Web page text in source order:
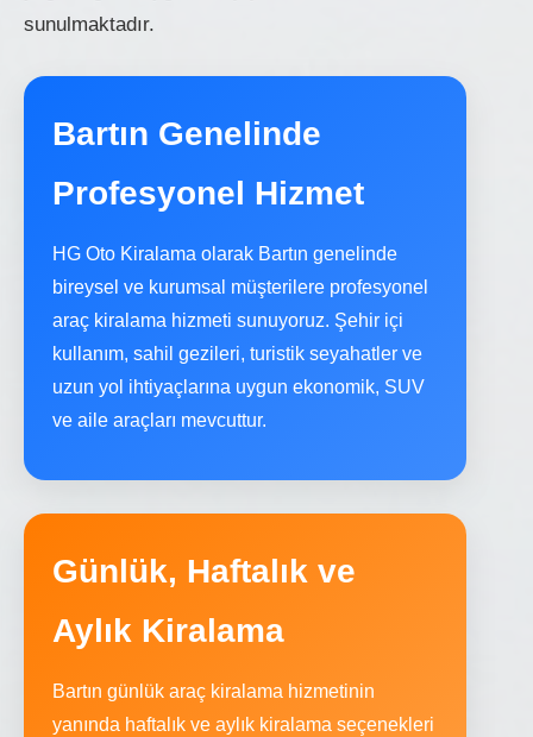
sunulmaktadır.
Bartın Genelinde
Profesyonel Hizmet
HG Oto Kiralama olarak Bartın genelinde
bireysel ve kurumsal müşterilere profesyonel
araç kiralama hizmeti sunuyoruz. Şehir içi
kullanım, sahil gezileri, turistik seyahatler ve
uzun yol ihtiyaçlarına uygun ekonomik, SUV
ve aile araçları mevcuttur.
Günlük, Haftalık ve
Aylık Kiralama
Bartın günlük araç kiralama hizmetinin
yanında haftalık ve aylık kiralama seçenekleri